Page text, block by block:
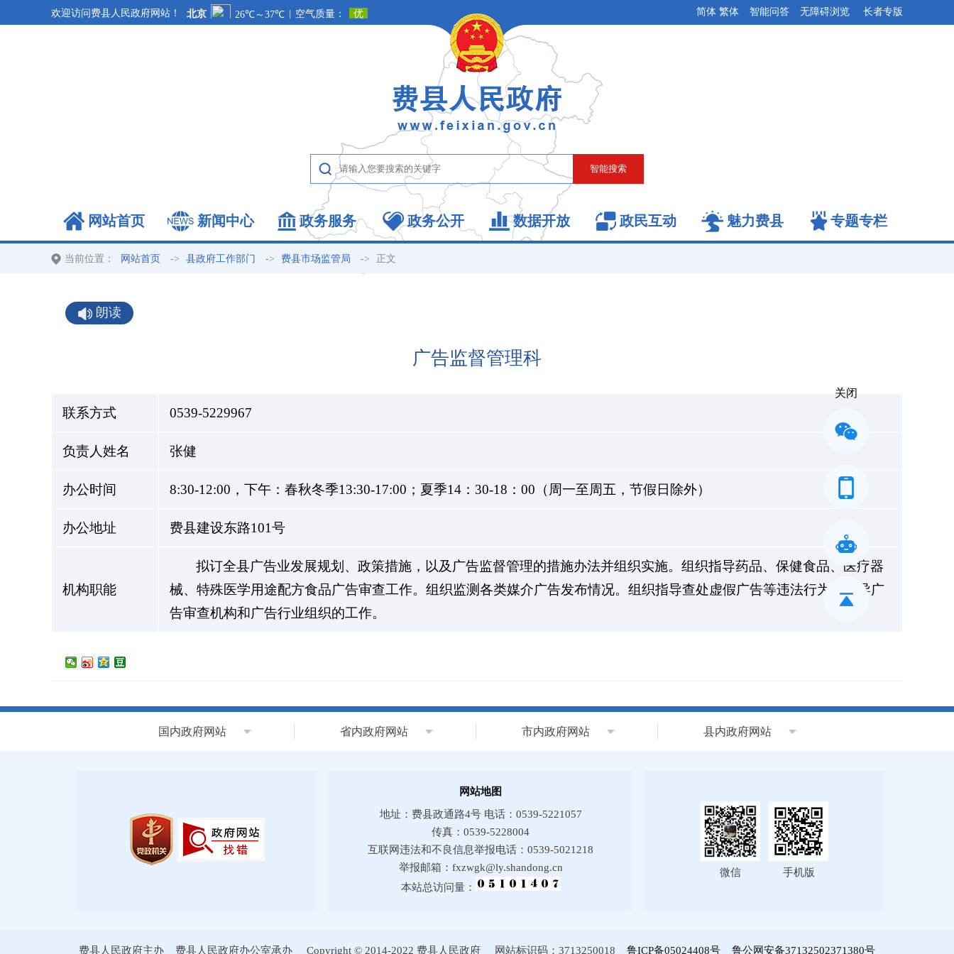
欢迎访问费县人民政府网站！ 智能问答 无障碍浏览 长者专版
简体 繁体
网站首页 新闻中心 政务服务 政务公开 数据开放 政民互动 魅力费县 专题专栏
当前位置： 网站首页 -> 县政府工作部门 -> 费县市场监管局 -> 正文
朗读
广告监督管理科
联系方式 0539-5229967
负责人姓名 张健
办公时间 8:30-12:00，下午：春秋冬季13:30-17:00；夏季14：30-18：00（周一至周五，节假日除外）
办公地址 费县建设东路101号
机构职能
拟订全县广告业发展规划、政策措施，以及广告监督管理的措施办法并组织实施。组织指导药品、保健食品、医疗器
械、特殊医学用途配方食品广告审查工作。组织监测各类媒介广告发布情况。组织指导查处虚假广告等违法行为。指导广
告审查机构和广告行业组织的工作。
国内政府网站 省内政府网站 市内政府网站 县内政府网站
网站地图
地址：费县政通路4号 电话：0539-5221057
传真：0539-5228004
互联网违法和不良信息举报电话：0539-5021218
举报邮箱：fxzwgk@ly.shandong.cn
本站总访问量：
微信 手机版
费县人民政府主办 费县人民政府办公室承办 Copyright © 2014-2022 费县人民政府 网站标识码：3713250018 鲁ICP备05024408号 鲁公网安备37132502371380号
关闭